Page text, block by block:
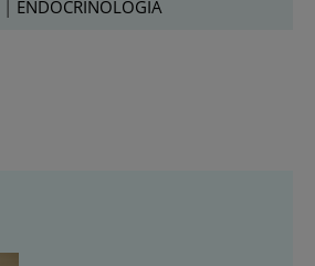
| ENDOCRINOLOGIA